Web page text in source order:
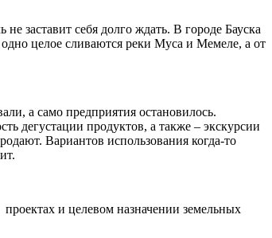
заставит себя долго ждать. В городе Бауска
целое сливаются реки Муса и Мемеле, а от
а само предприятия остановилось.
дегустации продуктов, а также – экскурсии
Вариантов использования когда-то
и целевом назначении земельных